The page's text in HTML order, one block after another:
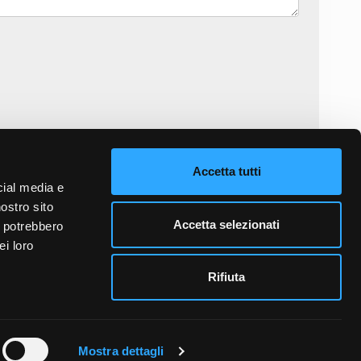
media e
sito
loro
Mostra dettagli
Accetta tutti
Accetta selezionati
Rifiuta
INVIA MESSAGGIO